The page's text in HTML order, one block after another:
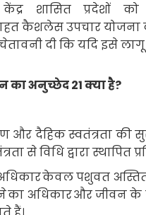
शासित प्रदेशों
कैशलेस उपचार योजना
दी कि यदि इसे
का अनुच्छेद21क्या है?
और दैहिक स्वतंत्रता की
से विधि द्वारा
केवल पशुवत
का अधिकारऔर जीवन के